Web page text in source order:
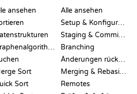
ansehen
Graphenalgorithmen
Sort
Sort
Alle ansehen
Setup & Konfiguration
Staging & Committing
Branching
Änderungen rückgängig machen
Merging & Rebasing
Remotes